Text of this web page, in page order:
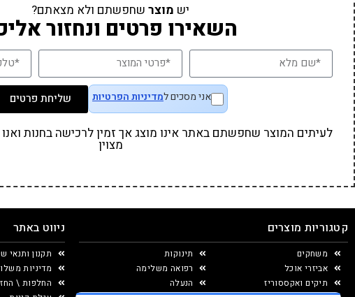
יש מוצר שחפשתם ולא מצאתם?
השאירו פרטים ונחזור
אני מסכים למדיניות הפרטיות שליחת פרטים
לעיתים המוצר שחפשתם באתר אינו מוצג אך זמין לרכישה בחנות
מצוין
קטגוריות מוצרים
משחקים
אביזרי אוכל
תיקים ואקססוריז
תינוקות
רפואה משלימה
הנעלה
ניווט באתר
תקנון ותנאי
מדיניות
החלפות \